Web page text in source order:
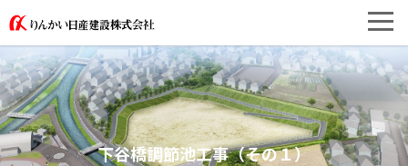
下谷橋調節池工事（その１）